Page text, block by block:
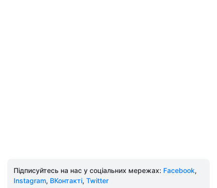
Підписуйтесь на нас у соціальних мережах: Facebook,
Instagram, ВКонтакті, Twitter